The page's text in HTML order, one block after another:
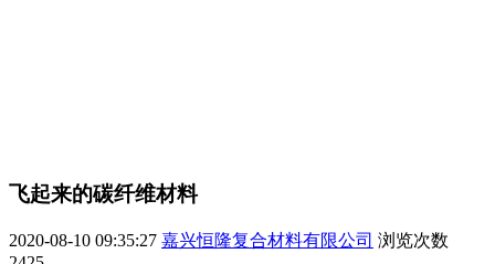
飞起来的碳纤维材料
2020-08-10 09:35:27 嘉兴恒隆复合材料有限公司 浏览次数